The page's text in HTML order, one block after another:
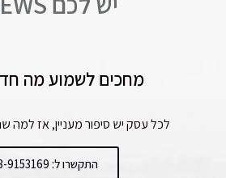
מחכים לשמוע מה
לכל עסק יש סיפור מעניין, אז למה
התקשרו ל: 03-9153169